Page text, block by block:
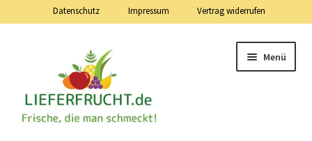
Datenschutz Impressum Vertrag widerrufen
Menü